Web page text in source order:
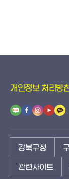
개인정보 처리방
강북구청
관련사이트